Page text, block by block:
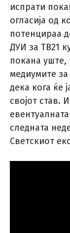
испрати
огласија од
потенцираа
ДУИ за ТВ21
покана уште,
медиумите за
дека кога ќе
својот став.
следната
Светскиот